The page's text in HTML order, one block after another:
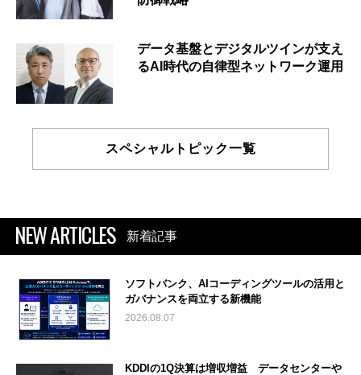
データ基盤とデジタルツインが支え
るAI時代の自律型ネットワーク運用
スペシャルトピック一覧
NEW ARTICLES 新着記事
ソフトバンク、AIコーディングツールの活用と
ガバナンスを両立する新機能
2026.08.07
KDDIの1Q決算は増収増益 データセンターや